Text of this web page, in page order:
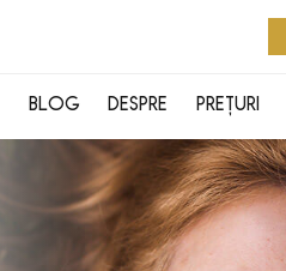
BLOG DESPRE PREȚURI